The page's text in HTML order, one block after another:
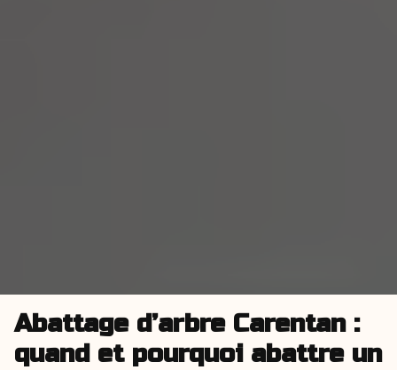
Abattage d’arbre Carentan :
quand et pourquoi abattre un